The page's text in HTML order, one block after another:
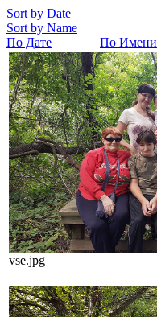
Sort by Date
Sort by Name
По Дате
По Имени
vse.jpg